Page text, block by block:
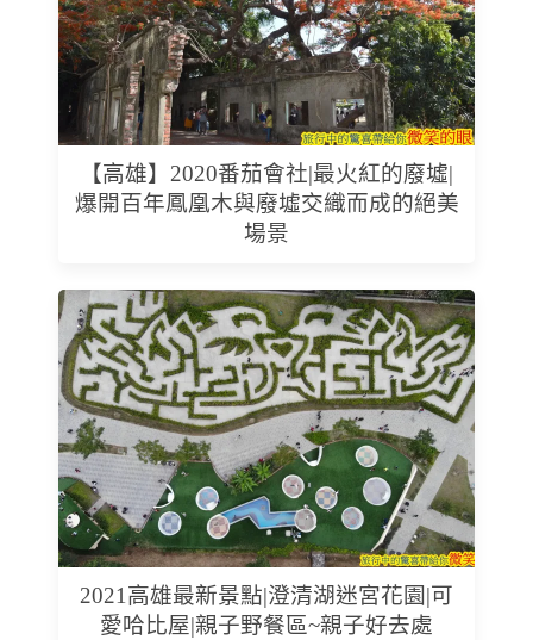
【高雄】2020番茄會社|最火紅的廢墟|
爆開百年鳳凰木與廢墟交織而成的絕美
場景
2021高雄最新景點|澄清湖迷宮花園|可
愛哈比屋|親子野餐區~親子好去處